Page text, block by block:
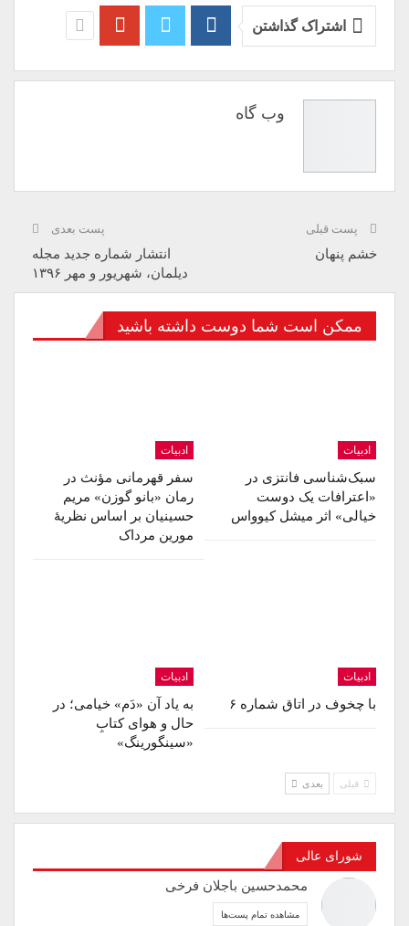
اشتراک گذاشتن
وب گاه
پست قبلی
خشم پنهان
پست بعدی
انتشار شماره جدید مجله
دیلمان، شهریور و مهر ۱۳۹۶
ممکن است شما دوست داشته باشید
ادبیات
سبک‌شناسی فانتزی در
«اعترافات یک دوست
خیالی» اثر میشل کیوواس
ادبیات
سفر قهرمانی مؤنث در
رمان «بانو گوزن» مریم
حسینیان بر اساس نظریۀ
مورین مرداک
ادبیات
با چخوف در اتاق شماره ۶
ادبیات
به یاد آن «دَم» خیامی؛ در
حال و هوای کتابِ
«سینگورینگ»
قبلی بعدی
شورای عالی
محمدحسین باجلان فرخی
مشاهده تمام پست‌ها